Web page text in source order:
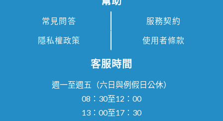
常見問答 服務契約
隱私權政策 使用者條款
客服時間
週一至週五（六日與例假日公休）
08：30至12：00
13：00至17：30